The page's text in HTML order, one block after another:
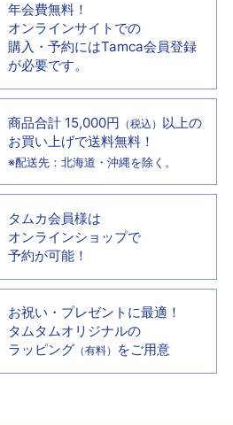
年会費無料！
オンラインサイトでの
購入・予約にはTamca会員登録
が必要です。
商品合計 15,000円 （税込） 以上の
お買い上げで送料無料！
※配送先：北海道・沖縄を除く。
タムカ会員様は
オンラインショップで
予約が可能！
お祝い・プレゼントに最適！
タムタムオリジナルの
ラッピング （有料） をご用意